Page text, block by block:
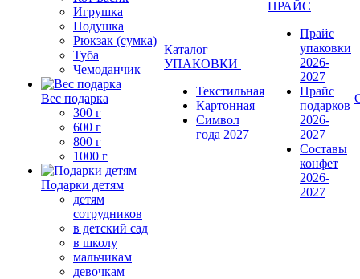
Игрушка
Подушка
Рюкзак (сумка)
Туба
Чемоданчик
Вес подарка
300 г
600 г
800 г
1000 г
Подарки детям
детям
сотрудников
в детский сад
в школу
мальчикам
девочкам
Каталог
УПАКОВКИ
Текстильная
Картонная
Символ
года 2027
ПРАЙС
Прайс
упаковки
2026-
2027
Прайс
подарков
2026-
2027
Составы
конфет
2026-
2027